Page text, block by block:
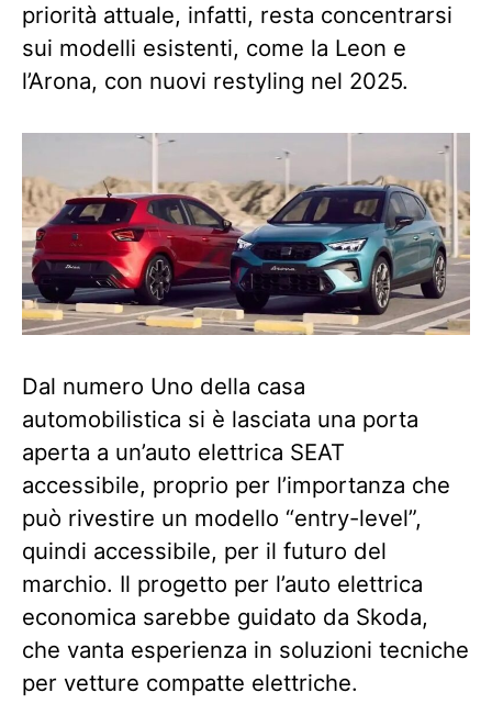
priorità attuale, infatti, resta concentrarsi
sui modelli esistenti, come la Leon e
l’Arona, con nuovi restyling nel 2025.
Dal numero Uno della casa
automobilistica si è lasciata una porta
aperta a un’auto elettrica SEAT
accessibile, proprio per l’importanza che
può rivestire un modello “entry-level”,
quindi accessibile, per il futuro del
marchio. Il progetto per l’auto elettrica
economica sarebbe guidato da Skoda,
che vanta esperienza in soluzioni tecniche
per vetture compatte elettriche.